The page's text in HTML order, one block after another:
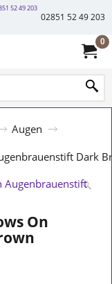
02851 52 49 203
0
Augen
Dark
On